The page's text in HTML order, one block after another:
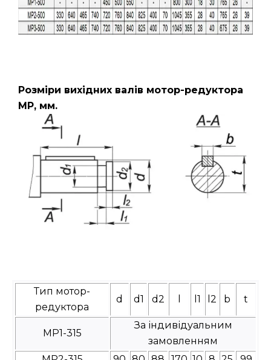
Розміри вихідних валів мотор-редуктора
МР, мм.
Тип мотор-
редуктора
d d1 d2 l1 l2 b t
МР1-315
За індивідуальним
замовленням